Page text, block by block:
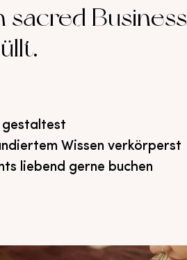
Business
gestaltest
Wissen verkörperst
liebend gerne buchen